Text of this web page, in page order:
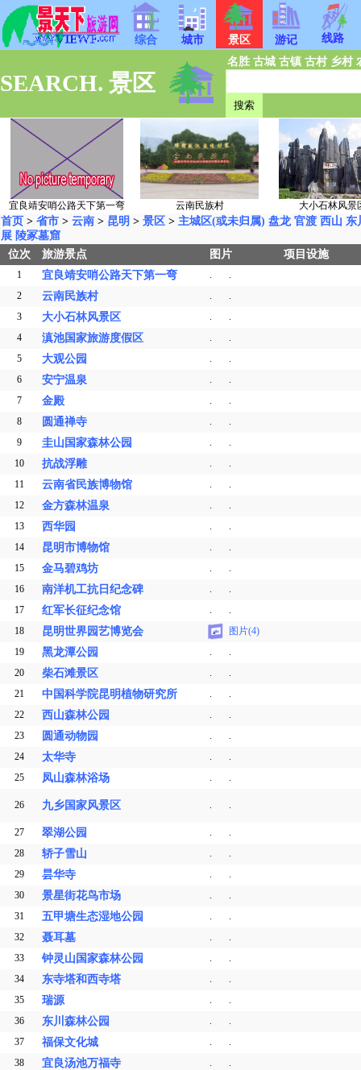
综合 城市 景区 游记 线路
SEARCH. 景区
名胜 古城 古镇 古村 乡村
宜良靖安哨公路天下第一弯 云南民族村 大小石林风景
首页 > 省市 > 云南 > 昆明 > 景区 > 主城区(或未归属) 盘龙 官渡 西山 东
展 陵冢墓窟
位次
旅游景点 图片 项目设施
1 宜良靖安哨公路天下第一弯 .
.
2
云南民族村 .
.
3
大小石林风景区 .
.
4
滇池国家旅游度假区 .
.
5
大观公园 .
.
6
安宁温泉 .
.
7
金殿 .
.
8
圆通禅寺 .
.
9
圭山国家森林公园 .
.
10
抗战浮雕 .
.
11
云南省民族博物馆 .
.
12
金方森林温泉 .
.
13
西华园 .
.
14
昆明市博物馆 .
.
15
金马碧鸡坊 .
.
16
南洋机工抗日纪念碑 .
.
17
红军长征纪念馆 .
.
18
昆明世界园艺博览会
图片(4)
19
黑龙潭公园 .
.
20
柴石滩景区 .
.
21
中国科学院昆明植物研究所 .
.
22
西山森林公园 .
.
23
圆通动物园 .
.
24
太华寺 .
.
25
凤山森林浴场 . .
26 九乡国家风景区 . .
27 翠湖公园 .
.
28
轿子雪山 .
.
29
昙华寺 .
.
30
景星街花鸟市场 .
.
31
五甲塘生态湿地公园 .
.
32
聂耳墓 .
.
33
钟灵山国家森林公园 .
.
34
东寺塔和西寺塔 .
.
35
瑞源 .
.
36
东川森林公园 .
.
37
福保文化城 .
.
38
宜良汤池万福寺 .
.